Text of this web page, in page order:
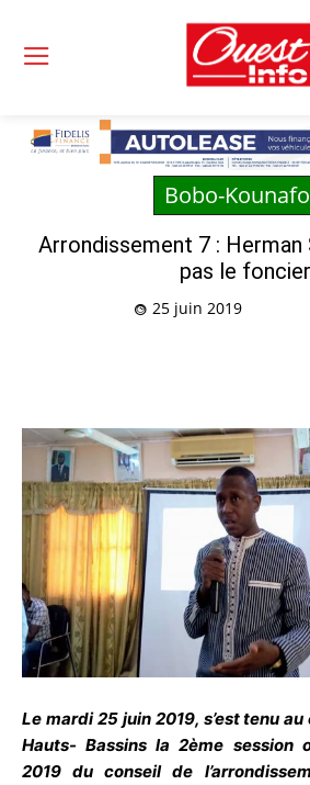
Bobo-
Arrondissement 7 : Herman
pas le foncier
25 juin 2019
Le mardi 25 juin 2019, s’est tenu
Hauts- Bassins la 2ème session
2019 du conseil de